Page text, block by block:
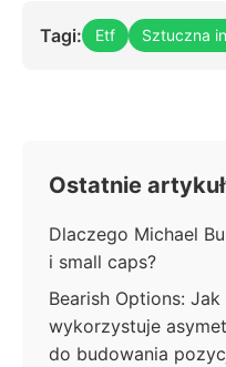
Tagi: Etf Sztuczna
Ostatnie
Dlaczego Michael
i small caps?
Bearish Options:
wykorzystuje
do budowania